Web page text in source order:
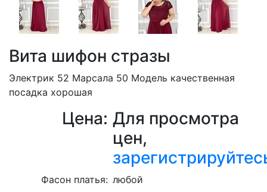
Вита шифон стразы
Электрик 52 Марсала 50 Модель качественная
посадка хорошая
Цена: Для просмотра
цен,
Фасон платья: любой